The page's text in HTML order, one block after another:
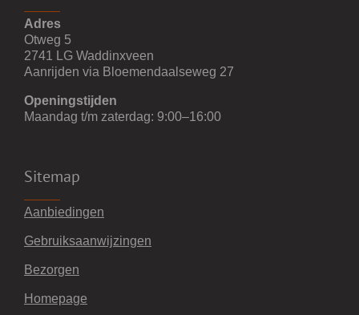
Adres
Otweg 5
2741 LG Waddinxveen
Aanrijden via Bloemendaalseweg 27
Openingstijden
Maandag t/m zaterdag: 9:00–16:00
Sitemap
Aanbiedingen
Gebruiksaanwijzingen
Bezorgen
Homepage